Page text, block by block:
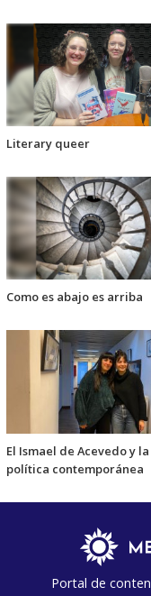
Literary queer
Como es abajo es arriba
El Ismael de Acevedo y la
política contemporánea
Portal de